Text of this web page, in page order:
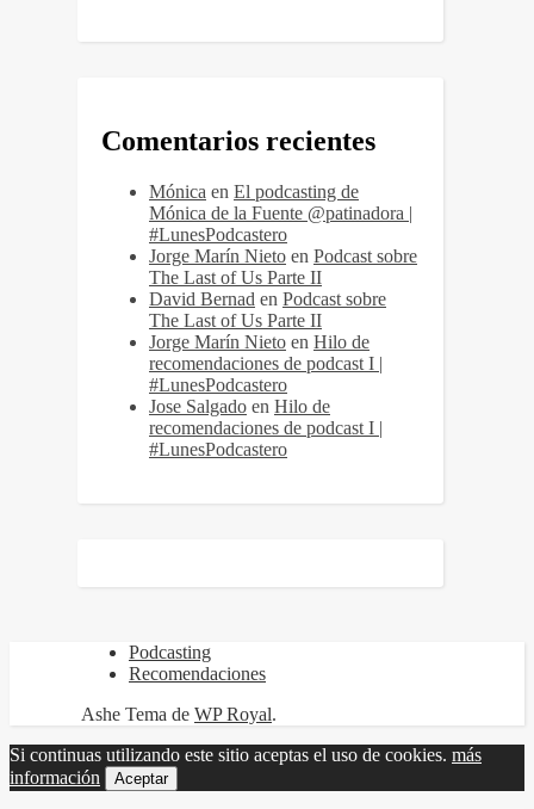
Comentarios recientes
Mónica en El podcasting de
Mónica de la Fuente @patinadora |
#LunesPodcastero
Jorge Marín Nieto en Podcast sobre
The Last of Us Parte II
David Bernad en Podcast sobre
The Last of Us Parte II
Jorge Marín Nieto en Hilo de
recomendaciones de podcast I |
#LunesPodcastero
Jose Salgado en Hilo de
recomendaciones de podcast I |
#LunesPodcastero
Podcasting
Recomendaciones
Ashe Tema de WP Royal.
Si continuas utilizando este sitio aceptas el uso de cookies. más
información
Aceptar